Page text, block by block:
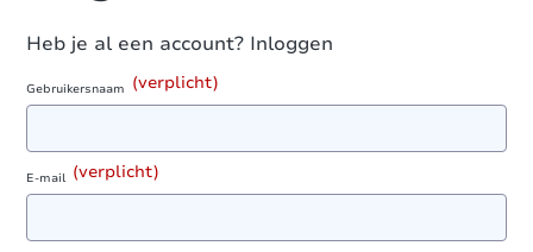
Heb je al een account? Inloggen
Gebruikersnaam (verplicht)
E-mail (verplicht)